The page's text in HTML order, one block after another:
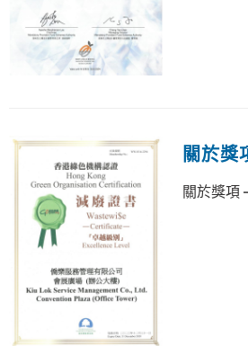
關於
關於獎項